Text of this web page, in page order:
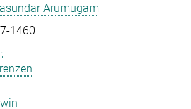
Arumugam
1460